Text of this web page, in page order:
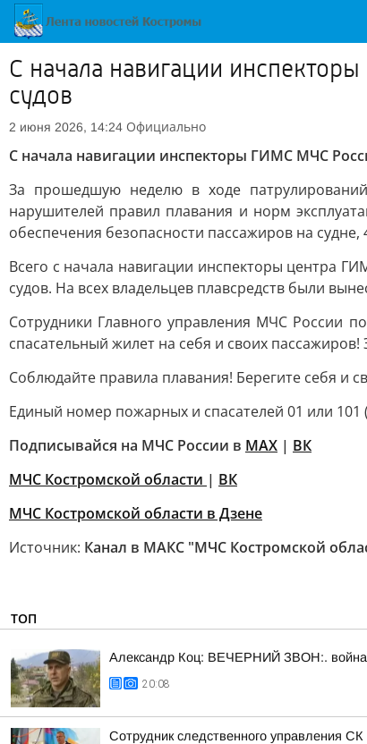
С начала навигации
судов
2 июня 2026, 14:24 Официально
С начала навигации инспекторы ГИМС МЧС
За прошедшую неделю в ходе
нарушителей правил плавания и норм
обеспечения безопасности пассажиров на
Всего с начала навигации инспекторы центра
судов. На всех владельцев плавсредств были
Сотрудники Главного управления МЧС России
спасательный жилет на себя и своих
Соблюдайте правила плавания! Берегите себя и
Единый номер пожарных и спасателей 01 или 101
Подписывайся на МЧС России в MAX | ВК
МЧС Костромской области | ВК
МЧС Костромской области в Дзене
Источник: Канал в МАКС "МЧС Костромской
ТОП
Александр Коц: ВЕЧЕРНИЙ ЗВОН:. война
20:08
Сотрудник следственного управления